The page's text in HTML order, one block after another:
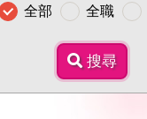
全部 全職
搜尋